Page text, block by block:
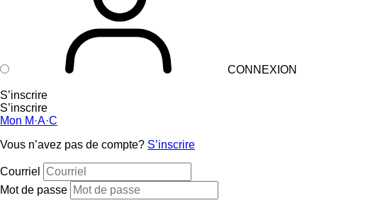
CONNEXION
S’inscrire
S’inscrire
Mon M·A·C
Vous n’avez pas de compte? S’inscrire
Courriel
Mot de passe